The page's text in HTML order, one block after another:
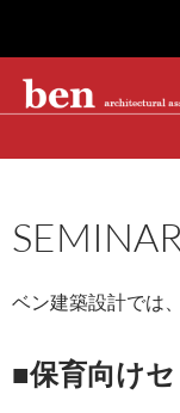
キ
ッ
ベン建築設計では
■保育向け